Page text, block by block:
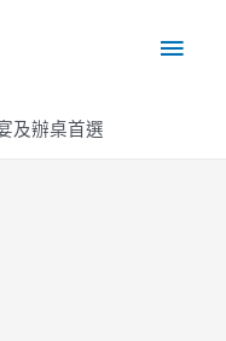
主
及辦桌首選